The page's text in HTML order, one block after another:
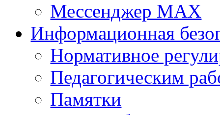
Мессенджер MAX
Информационная
Нормативное
Педагогическим
Памятки